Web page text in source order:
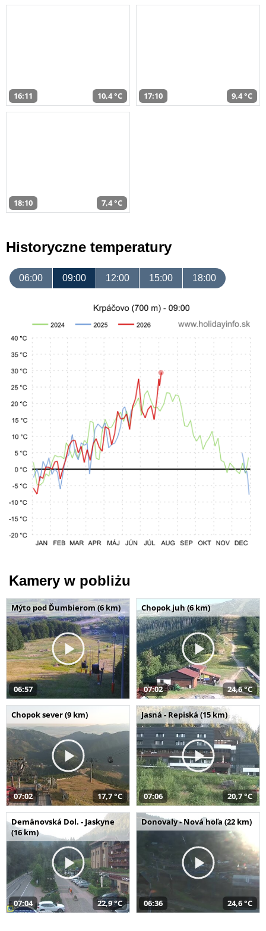
16:11 10,4 °C 17:10 9,4 °C
18:10 7,4 °C
Historyczne temperatury
06:00 09:00 12:00 15:00 18:00
Kamery w pobliżu
Mýto pod Ďumbierom (6 km)
06:57
Chopok juh (6 km)
07:02 24,6 °C
Chopok sever (9 km)
07:02 17,7 °C
Jasná - Repiská (15 km)
07:06 20,7 °C
Demänovská Dol. - Jaskyne
(16 km)
07:04 22,9 °C
Donovaly - Nová hoľa (22 km)
06:36 24,6 °C